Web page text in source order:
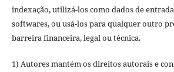
indexação, utilizá-los como dados de
softwares, ou usá-los para qualquer outro
barreira financeira, legal ou técnica.
1) Autores mantém os direitos autorais e